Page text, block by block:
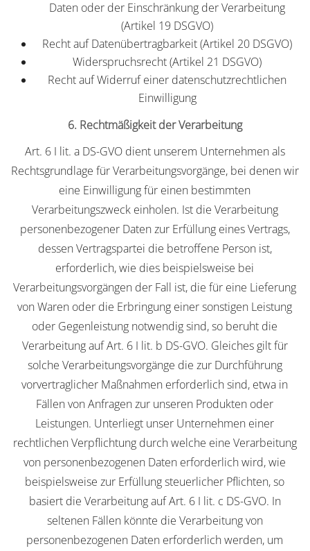
Daten oder der Einschränkung der Verarbeitung
(Artikel 19 DSGVO)
Recht auf Datenübertragbarkeit (Artikel 20 DSGVO)
Widerspruchsrecht (Artikel 21 DSGVO)
Recht auf Widerruf einer datenschutzrechtlichen
Einwilligung
6. Rechtmäßigkeit der Verarbeitung
Art. 6 I lit. a DS-GVO dient unserem Unternehmen als
Rechtsgrundlage für Verarbeitungsvorgänge, bei denen wir
eine Einwilligung für einen bestimmten
Verarbeitungszweck einholen. Ist die Verarbeitung
personenbezogener Daten zur Erfüllung eines Vertrags,
dessen Vertragspartei die betroffene Person ist,
erforderlich, wie dies beispielsweise bei
Verarbeitungsvorgängen der Fall ist, die für eine Lieferung
von Waren oder die Erbringung einer sonstigen Leistung
oder Gegenleistung notwendig sind, so beruht die
Verarbeitung auf Art. 6 I lit. b DS-GVO. Gleiches gilt für
solche Verarbeitungsvorgänge die zur Durchführung
vorvertraglicher Maßnahmen erforderlich sind, etwa in
Fällen von Anfragen zur unseren Produkten oder
Leistungen. Unterliegt unser Unternehmen einer
rechtlichen Verpflichtung durch welche eine Verarbeitung
von personenbezogenen Daten erforderlich wird, wie
beispielsweise zur Erfüllung steuerlicher Pflichten, so
basiert die Verarbeitung auf Art. 6 I lit. c DS-GVO. In
seltenen Fällen könnte die Verarbeitung von
personenbezogenen Daten erforderlich werden, um